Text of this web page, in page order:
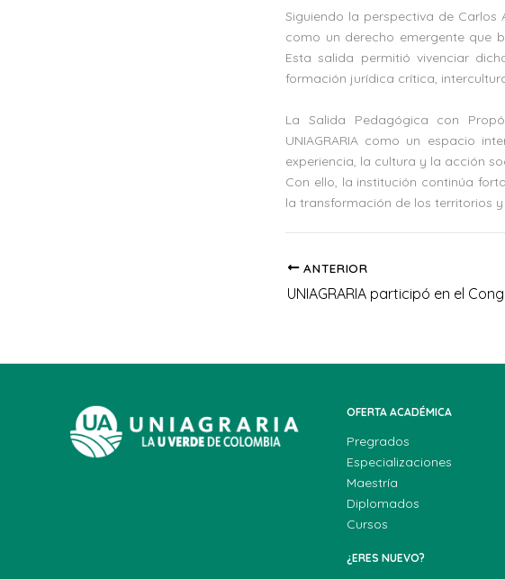
Siguiendo la perspectiva de
como un derecho emergente que
Esta salida permitió vivenciar
formación jurídica crítica,
La Salida Pedagógica con
UNIAGRARIA como un espacio
experiencia, la cultura y la acción
Con ello, la institución continúa
la transformación de los territorios
ANTERIOR
OFERTA ACADÉMICA
Pregrados
Especializaciones
Maestría
Diplomados
Cursos
¿ERES NUEVO?